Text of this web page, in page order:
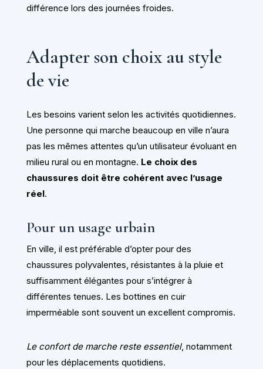
différence lors des journées froides.
Adapter son choix au style
de vie
Les besoins varient selon les activités quotidiennes.
Une personne qui marche beaucoup en ville n’aura
pas les mêmes attentes qu’un utilisateur évoluant en
milieu rural ou en montagne. Le choix des
chaussures doit être cohérent avec l’usage
réel.
Pour un usage urbain
En ville, il est préférable d’opter pour des
chaussures polyvalentes, résistantes à la pluie et
suffisamment élégantes pour s’intégrer à
différentes tenues. Les bottines en cuir
imperméable sont souvent un excellent compromis.
Le confort de marche reste essentiel, notamment
pour les déplacements quotidiens.